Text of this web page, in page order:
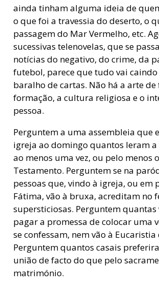
ainda tinham alguma ideia de
o que foi a travessia do deserto, o
passagem do Mar Vermelho, etc.
sucessivas telenovelas, que se
notícias do negativo, do crime, da
futebol, parece que tudo vai
baralho de cartas. Não há a arte
formação, a cultura religiosa e o
pessoa.
Perguntem a uma assembleia que
igreja ao domingo quantos leram
ao menos uma vez, ou pelo menos
Testamento. Perguntem se na
pessoas que, vindo à igreja, ou em
Fátima, vão à bruxa, acreditam no
supersticiosas. Perguntem quantas
pagar a promessa de colocar uma
se confessam, nem vão à
Perguntem quantos casais
união de facto do que pelo
matrimónio.